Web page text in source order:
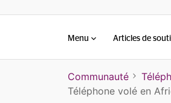
Menu Articles de
Communauté
Téléphone volé en